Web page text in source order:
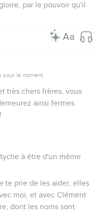
par le pouvoir qu'il
le moment.
très chers frères, vous
ainsi fermes
à être d'un même
te prie de les aider, elles
moi, et avec Clément
dont les noms sont